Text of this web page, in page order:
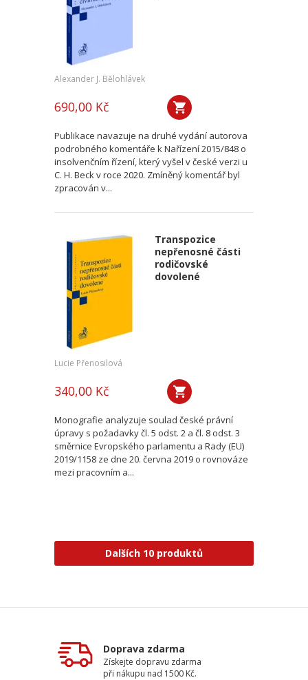
Alexander J. Bělohlávek
690,00 Kč
Publikace navazuje na druhé vydání autorova
podrobného komentáře k Nařízení 2015/848 o
insolvenčním řízení, který vyšel v české verzi u
C. H. Beck v roce 2020. Zmíněný komentář byl
zpracován v...
Transpozice
nepřenosné části
rodičovské
dovolené
Lucie Přenosilová
340,00 Kč
Monografie analyzuje soulad české právní
úpravy s požadavky čl. 5 odst. 2 a čl. 8 odst. 3
směrnice Evropského parlamentu a Rady (EU)
2019/1158 ze dne 20. června 2019 o rovnováze
mezi pracovním a...
Dalších 10 produktů
Doprava zdarma
Získejte dopravu zdarma
při nákupu nad 1500 Kč.